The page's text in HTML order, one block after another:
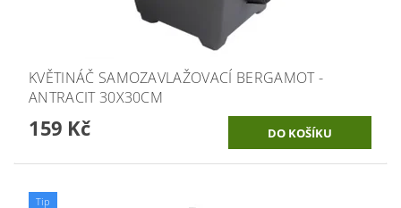
KVĚTINÁČ SAMOZAVLAŽOVACÍ BERGAMOT -
ANTRACIT 30X30CM
159 Kč
Tip